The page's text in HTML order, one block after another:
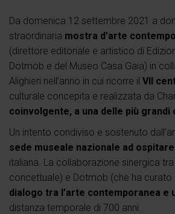
Da domenica 12 settembre 2021 a
straordinaria mostra d’arte
(direttore editoriale e artistico di
Dotmob e del Museo Casa Gaia) in
Alighieri nell’anno in cui ricorre il VII
culturale concepita e realizzata da
coinvolgente, a una delle più
Un intento condiviso e sostenuto
sede museale nazionale ad
italiana. La collaborazione sinergica
concettuale) e Dotmob (che ha
dialogo tra l’arte contemporanea e
distanza temporale di 700 anni.